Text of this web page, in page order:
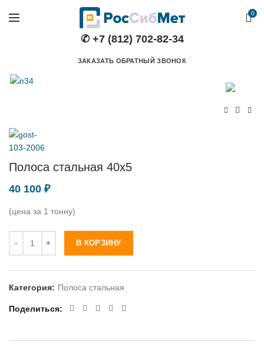
0
✆ +7 (812) 702-82-34
ЗАКАЗАТЬ ОБРАТНЫЙ ЗВОНОК
Полоса стальная 40х5
40 100 ₽
(цена за 1 тонну)
В КОРЗИНУ
Категория: Полоса стальная
Поделиться